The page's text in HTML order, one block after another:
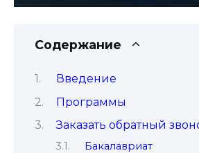
Содержание
Введение
Программы
Заказать обратный
Бакалавриат